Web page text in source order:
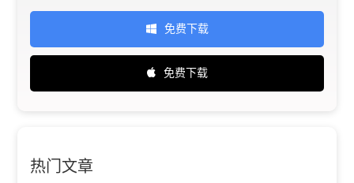
免费下载
免费下载
热门文章